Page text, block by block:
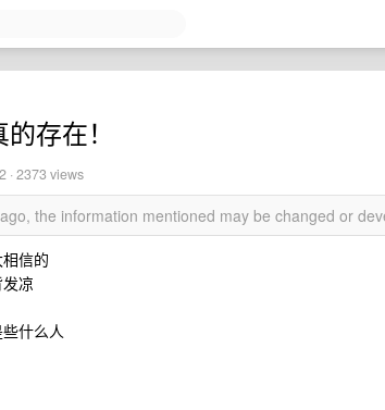
存在！
· 2373 views
the information mentioned may be changed or
信的
凉
什么人